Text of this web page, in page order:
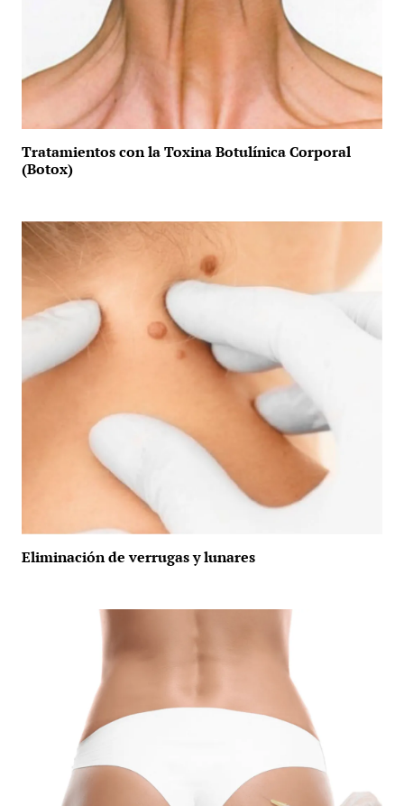
Tratamientos con la Toxina Botulínica Corporal
(Botox)
Eliminación de verrugas y lunares